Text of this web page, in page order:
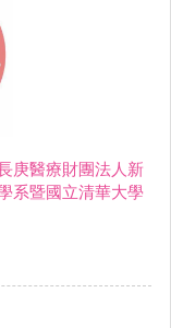
庚醫療財團法人新
系暨國立清華大學